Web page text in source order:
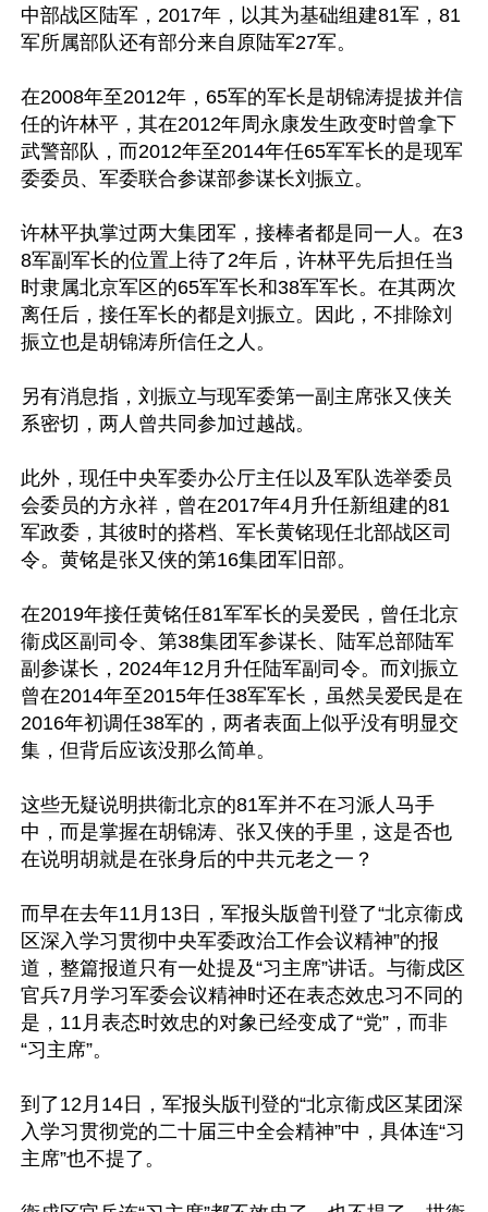
中部战区陆军，2017年，以其为基础组建81军，81
军所属部队还有部分来自原陆军27军。
在2008年至2012年，65军的军长是胡锦涛提拔并信
任的许林平，其在2012年周永康发生政变时曾拿下
武警部队，而2012年至2014年任65军军长的是现军
委委员、军委联合参谋部参谋长刘振立。
许林平执掌过两大集团军，接棒者都是同一人。在3
8军副军长的位置上待了2年后，许林平先后担任当
时隶属北京军区的65军军长和38军军长。在其两次
离任后，接任军长的都是刘振立。因此，不排除刘
振立也是胡锦涛所信任之人。
另有消息指，刘振立与现军委第一副主席张又侠关
系密切，两人曾共同参加过越战。
此外，现任中央军委办公厅主任以及军队选举委员
会委员的方永祥，曾在2017年4月升任新组建的81
军政委，其彼时的搭档、军长黄铭现任北部战区司
令。黄铭是张又侠的第16集团军旧部。
在2019年接任黄铭任81军军长的吴爱民，曾任北京
衞戍区副司令、第38集团军参谋长、陆军总部陆军
副参谋长，2024年12月升任陆军副司令。而刘振立
曾在2014年至2015年任38军军长，虽然吴爱民是在
2016年初调任38军的，两者表面上似乎没有明显交
集，但背后应该没那么简单。
这些无疑说明拱衞北京的81军并不在习派人马手
中，而是掌握在胡锦涛、张又侠的手里，这是否也
在说明胡就是在张身后的中共元老之一？
而早在去年11月13日，军报头版曾刊登了“北京衞戍
区深入学习贯彻中央军委政治工作会议精神”的报
道，整篇报道只有一处提及“习主席”讲话。与衞戍区
官兵7月学习军委会议精神时还在表态效忠习不同的
是，11月表态时效忠的对象已经变成了“党”，而非
“习主席”。
到了12月14日，军报头版刊登的“北京衞戍区某团深
入学习贯彻党的二十届三中全会精神”中，具体连“习
主席”也不提了。